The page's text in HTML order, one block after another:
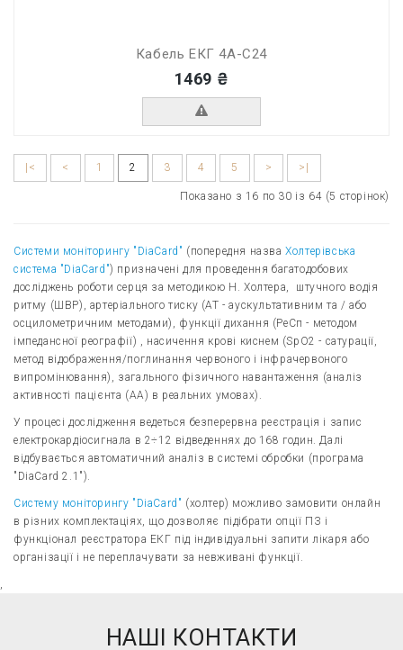
Кабель ЕКГ 4А-C24
1469 ₴
|< < 1 2 3 4 5 > >|
Показано з 16 по 30 із 64 (5 сторінок)
Системи моніторингу "DiaCard" (попередня назваХолтерівська
система "DiaCard") призначені для проведення багатодобових
досліджень роботи серця за методикою Н. Холтера, штучного водія
ритму (ШВР), артеріального тиску (АТ - аускультативним та / або
осцилометричним методами), функції дихання (РеСп - методом
імпедансної реографії) , насичення крові киснем (SpO2 - сатурації,
метод відображення/поглинання червоного і інфрачервоного
випромінювання), загального фізичного навантаження (аналіз
активності пацієнта (АА) в реальних умовах).
У процесі дослідження ведеться безперервна реєстрація і запис
електрокардіосигнала в 2÷12 відведеннях до 168 годин. Далі
відбувається автоматичний аналіз в системі обробки (програма
"DiaCard 2.1").
Систему моніторингу "DiaCard" (холтер) можливо замовити онлайн
в різних комплектаціях, що дозволяє підібрати опції ПЗ і
функціонал реєстратора ЕКГ під індивідуальні запити лікаря або
організації і не переплачувати за невживані функції.
,
НАШІ КОНТАКТИ